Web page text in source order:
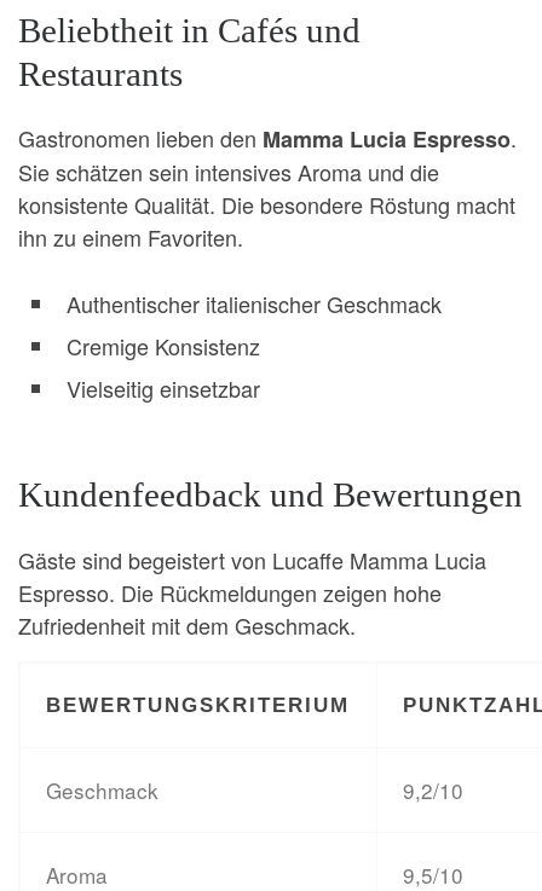
Beliebtheit in Cafés und
Restaurants
Gastronomen lieben den Mamma Lucia Espresso.
Sie schätzen sein intensives Aroma und die
konsistente Qualität. Die besondere Röstung macht
ihn zu einem Favoriten.
Authentischer italienischer Geschmack
Cremige Konsistenz
Vielseitig einsetzbar
Kundenfeedback und Bewertungen
Gäste sind begeistert von Lucaffe Mamma Lucia
Espresso. Die Rückmeldungen zeigen hohe
Zufriedenheit mit dem Geschmack.
BEWERTUNGSKRITERIUM
Geschmack 9,2/10
Aroma 9,5/10